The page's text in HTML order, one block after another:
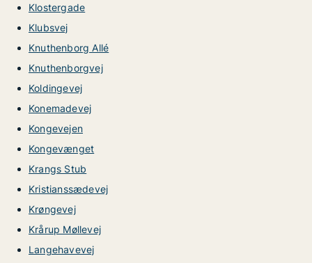
Klostergade
Klubsvej
Knuthenborg Allé
Knuthenborgvej
Koldingevej
Konemadevej
Kongevejen
Kongevænget
Krangs Stub
Kristianssædevej
Krøngevej
Krårup Møllevej
Langehavevej